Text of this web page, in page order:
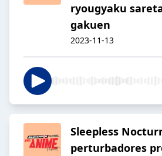
ryougyaku
gakuen
2023-11-13
Sleepless
perturbadores